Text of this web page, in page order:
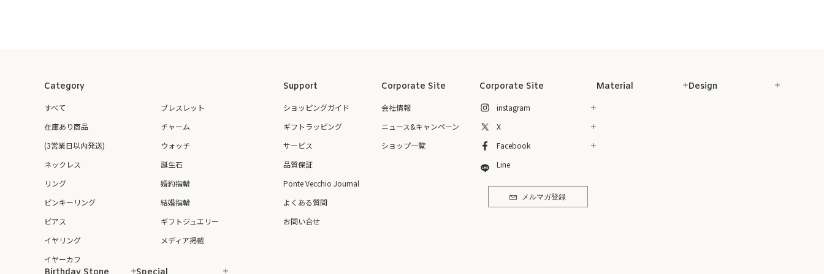
Category
すべて
在庫あり商品
(3営業日以内発送)
ネックレス
リング
ピンキーリング
ピアス
イヤリング
イヤーカフ
ブレスレット
チャーム
ウォッチ
誕生石
婚約指輪
結婚指輪
ギフトジュエリー
メディア掲載
Support
ショッピングガイド
ギフトラッピング
サービス
品質保証
Ponte Vecchio Journal
よくある質問
お問い合せ
Corporate Site
会社情報
ニュース&キャンペーン
ショップ一覧
Corporate Site
instagram
X
Facebook
Line
メルマガ登録
Material Design